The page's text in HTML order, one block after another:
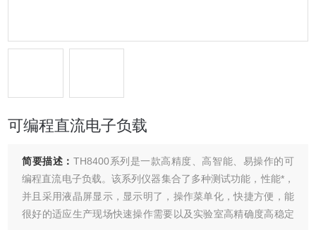
可编程直流电子负载
简要描述： TH8400系列是一款高精度、高智能、易操作的可
编程直流电子负载。该系列仪器集合了多种测试功能，性能*，
并且采用液晶屏显示，显示明了，操作菜单化，快捷方便，能
很好的适应生产现场快速操作需要以及实验室高精确度高稳定